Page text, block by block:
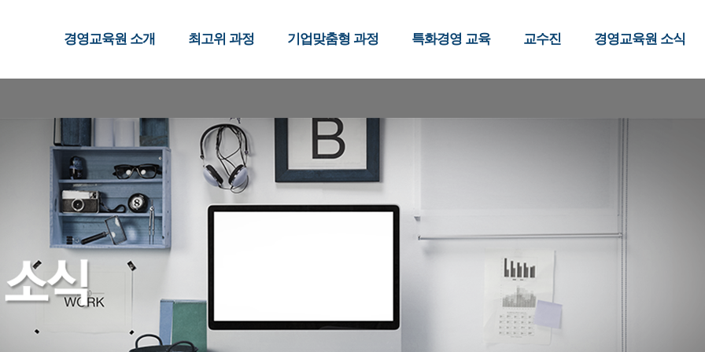
경영교육원 소개 최고위 과정 기업맞춤형 과정 특화경영 교육 교수진 경영교육원 소식